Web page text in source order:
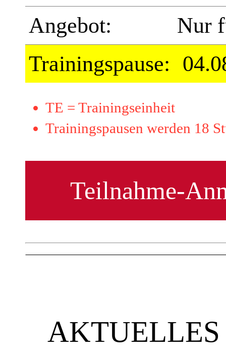
Angebot:
Nur
Trainingspause:
TE = Trainingseinheit
Trainingspausen werden 18